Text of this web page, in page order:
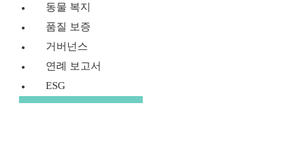
동물 복지
품질 보증
거버넌스
연례 보고서
ESG